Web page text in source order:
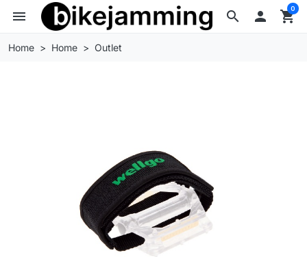
search
menu  shopping_cart
0
Home Home Outlet